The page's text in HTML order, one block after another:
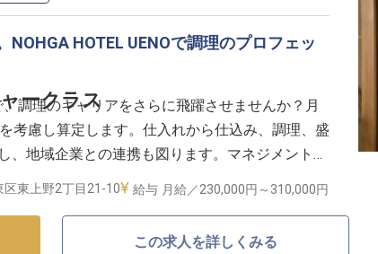
ークラス
HOTEL UENOで調理のプロフェッ
、調理のキャリアをさらに飛躍させませんか？月
考慮し算定します。仕入れから仕込み、調理、盛
、地域企業との連携も図ります。マネジメント補
お客様に最高のホスピタリティを提供し、やり
す。あなたの応募をお待ちしています。※2024年
区東上野2丁目21-10 給与 月給／230,000円～ 310,000円
この求人を詳しくみる